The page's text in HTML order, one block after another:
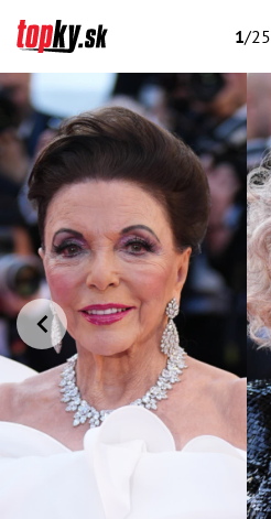
1/25